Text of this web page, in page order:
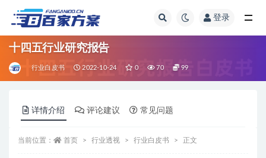
登录
十四五行业研究报告
行业白皮书 2022-10-24 0 70 99
详情介绍 评论建议 常见问题
当前位置： 首页 行业透视 行业白皮书 正文